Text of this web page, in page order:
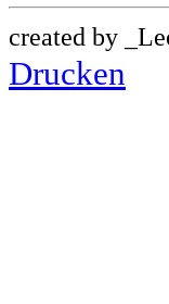
created by
Drucken